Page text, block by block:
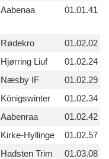
Aabenaa 01.01.41
Rødekro
01.02.02
Hjørring Liuf
01.02.24
Næsby IF
01.02.29
Königswinter
01.02.34
Aabenraa
01.02.42
Kirke-Hyllinge
01.02.57
Hadsten Trim
01.03.08